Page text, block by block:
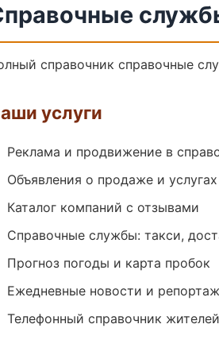
справочник справочные
услуги
Реклама и продвижение в
Объявления о продаже и услугах
Каталог компаний с отзывами
Справочные службы: такси,
Прогноз погоды и карта пробок
Ежедневные новости и
Телефонный справочник